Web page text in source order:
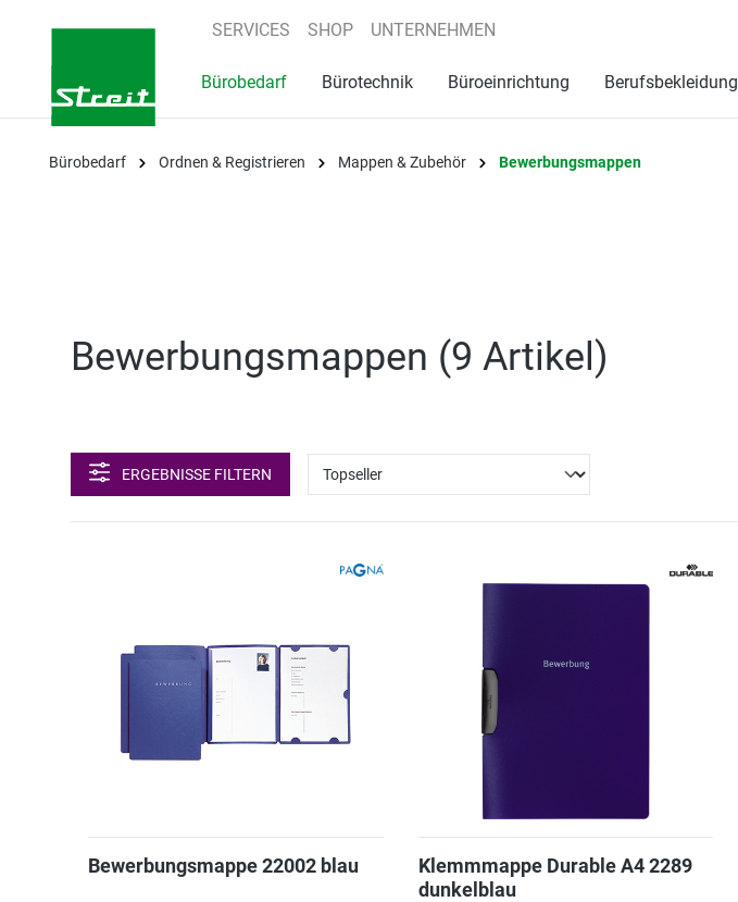
Zur Hauptnavigation springen
SERVICES SHOP UNTERNEHMEN
Bürobedarf Bürotechnik Büroeinrichtung Berufsbekleidung
Bürobedarf Ordnen & Registrieren Mappen & Zubehör Bewerbungsmappen
Bewerbungsmappen (9 Artikel )
ERGEBNISSE FILTERN
Bewerbungsmappe 22002 blau
Klemmmappe Durable A4 2289
dunkelblau